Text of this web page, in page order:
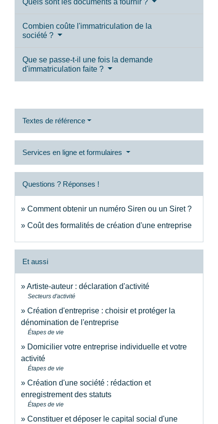
Quels sont les documents à fournir ?
Combien coûte l'immatriculation de la
société ?
Que se passe-t-il une fois la demande
d'immatriculation faite ?
Textes de référence
Services en ligne et formulaires
Questions ? Réponses !
Comment obtenir un numéro Siren ou un Siret ?
Coût des formalités de création d'une entreprise
Et aussi
Artiste-auteur : déclaration d'activité
Secteurs d'activité
Création d'entreprise : choisir et protéger la
dénomination de l'entreprise
Étapes de vie
Domicilier votre entreprise individuelle et votre
activité
Étapes de vie
Création d'une société : rédaction et
enregistrement des statuts
Étapes de vie
Constituer et déposer le capital social d'une